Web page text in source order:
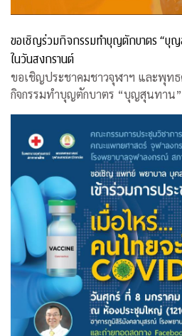
ขอเชิญร่วมกิจกรรมทำบุญตักบาตร “บุญ
ในวันสงกรานต์
ขอเชิญประชาคมชาวจุฬาฯ และพุท
กิจกรรมทำบุญตักบาตร “บุญสุนทาน”